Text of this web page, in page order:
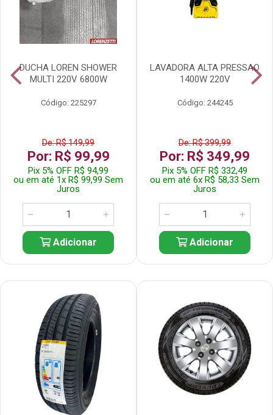
DUCHA LOREN SHOWER
MULTI 220V 6800W
Código: 225297
De: R$ 149,99
Por: R$ 99,99
Pix 5% OFF R$ 94,99
ou em até 1x R$ 99,99 Sem
Juros
Adicionar
LAVADORA ALTA PRESSAO
1400W 220V
Código: 244245
De: R$ 399,99
Por: R$ 349,99
Pix 5% OFF R$ 332,49
ou em até 6x R$ 58,33 Sem
Juros
Adicionar